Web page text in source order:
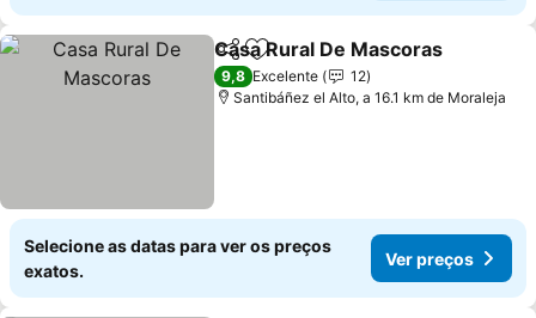
PartilharAdicionar aos favoritos
Casa Rural De Mascoras
9,8 Excelente
12
Santibáñez el Alto, a 16.1 km de Moraleja
Selecione as datas para ver os preços
exatos.
Ver preços